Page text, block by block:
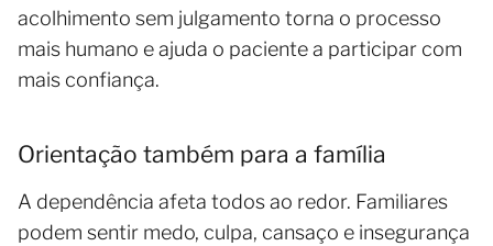
acolhimento sem julgamento torna o processo
mais humano e ajuda o paciente a participar com
mais confiança.
Orientação também para a família
A dependência afeta todos ao redor. Familiares
podem sentir medo, culpa, cansaço e insegurança